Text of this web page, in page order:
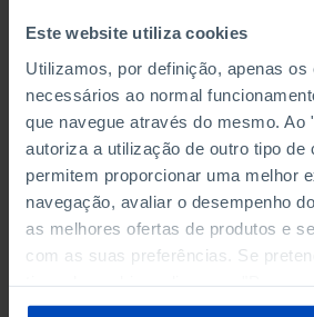
Este website utiliza cookies
Utilizamos, por definição, apenas os
necessários ao normal
que navegue através do mesmo. Ao
autoriza a utilização de outro tipo de
permitem proporcionar uma melhor
navegação, avaliar o desempenho
as melhores ofertas de produtos e
com as suas preferências. Se
sobre cookies através da gestão de
QUATRO MAIORES EMPRESAS
Empresas não financeiras
QUATRO MAIORES EMPRESAS
Empresas não financeiras
VOLUME DE NEGÓCIOS DAS
QUATRO MAIORES EMPRESAS
DO MUNICÍPIO (%)
Empresas não financeiras
VOLUME DE NEGÓCIOS DAS
QUATRO MAIORES EMPRESAS
DO MUNICÍPIO (%)
Empresas não financeiras
BANCOS, CAIXAS ECONÓMICAS
BANCOS, CAIXAS ECONÓMICAS
CAIXAS DE CRÉDITO AGRÍCOLA
CAIXAS DE CRÉDITO AGRÍCOLA